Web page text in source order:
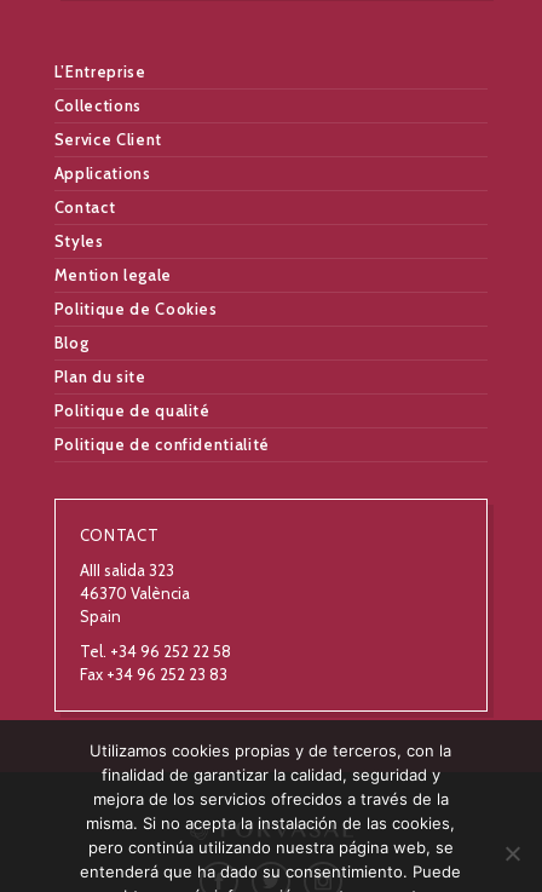
L’Entreprise
Collections
Service Client
Applications
Contact
Styles
Mention legale
Politique de Cookies
Blog
Plan du site
Politique de qualité
Politique de confidentialité
CONTACT
AIII salida 323
46370 València
Spain
Tel. +34 96 252 22 58
Fax +34 96 252 23 83
Utilizamos cookies propias y de terceros, con la
finalidad de garantizar la calidad, seguridad y
mejora de los servicios ofrecidos a través de la
misma. Si no acepta la instalación de las cookies,
pero continúa utilizando nuestra página web, se
entenderá que ha dado su consentimiento. Puede